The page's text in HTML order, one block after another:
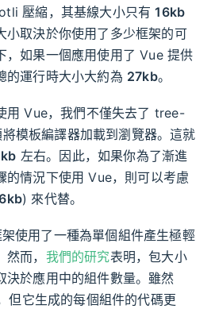
壓縮，其基線大小只有16kb
小取決於你使用了多少框架的可
，如果一個應用使用了 Vue 提供
的運行時大小大約為 27kb。
用 Vue，我們不僅失去了 tree-
模板編譯器加載到瀏覽器。這就
左右。因此，如果你為了漸進
的情況下使用 Vue，則可以考慮
) 來代替。
使用了一種為單個組件產生極輕
而， 我們的研究表明，包大小
決於應用中的組件數量。雖然
但它生成的每個組件的代碼更